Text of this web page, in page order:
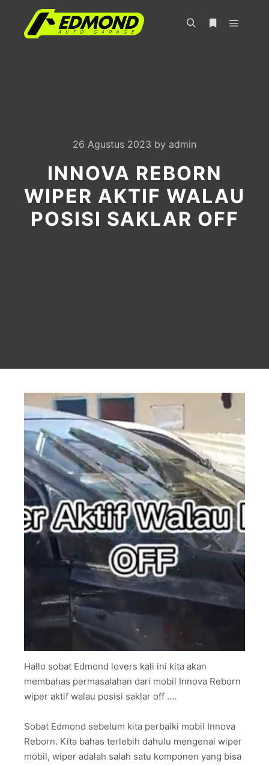
26 Agustus 2023 by admin
INNOVA REBORN
WIPER AKTIF WALAU
POSISI SAKLAR OFF
Hallo sobat Edmond lovers kali ini kita akan
membahas permasalahan dari mobil Innova Reborn
wiper aktif walau posisi saklar off ….
Sobat Edmond sebelum kita perbaiki mobil Innova
Reborn. Kita bahas terlebih dahulu mengenai wiper
mobil, wiper adalah salah satu komponen yang bisa